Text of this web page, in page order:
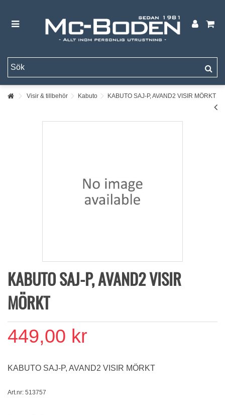
Visir & tillbehör Kabuto KABUTO SAJ-P, AVAND2 VISIR MÖRKT
KABUTO SAJ-P, AVAND2 VISIR
MÖRKT
449,00 kr
KABUTO SAJ-P, AVAND2 VISIR MÖRKT
Art.nr: 513757